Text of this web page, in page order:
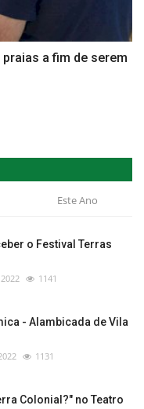
a fim de serem
Este Ano
o Festival Terras
1141
- Alambicada de Vila
1131
Colonial?" no Teatro